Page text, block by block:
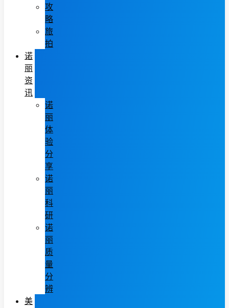
攻
略
旅
拍
诺
丽
资
讯
诺
丽
体
验
分
享
诺
丽
科
研
诺
丽
质
量
分
辨
美